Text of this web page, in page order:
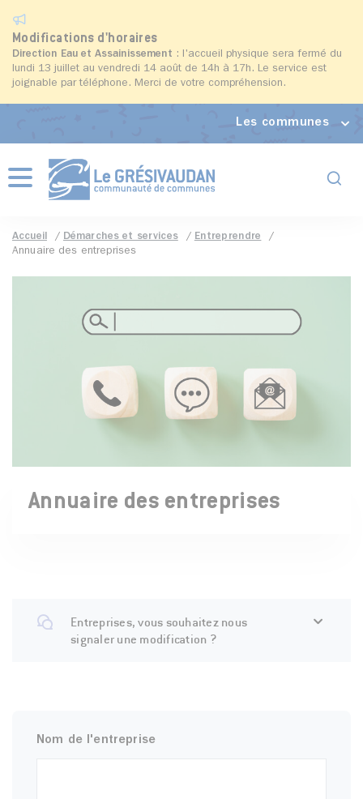
Modifications d'horaires
Direction Eau et Assainissement : l'accueil physique sera fermé du
lundi 13 juillet au vendredi 14 août de 14h à 17h. Le service est
joignable par téléphone. Merci de votre compréhension.
Les communes
Menu
Accueil Démarches et services
Entreprendre
Annuaire des entreprises
Annuaire des entreprises
Entreprises, vous souhaitez nous
signaler une modification ?
Nom de l'entreprise